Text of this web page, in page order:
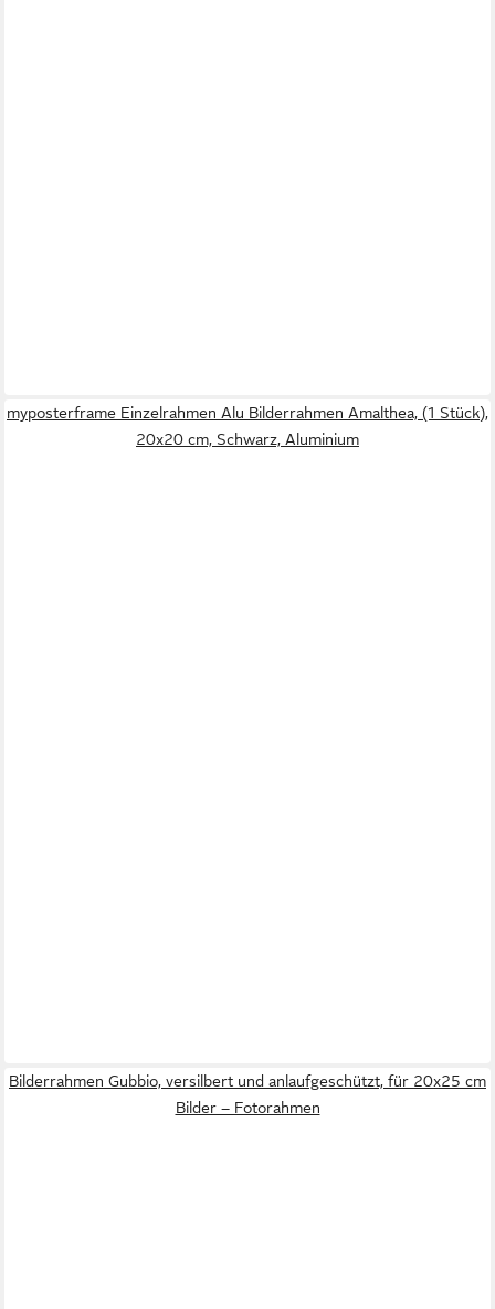
myposterframe Einzelrahmen Alu Bilderrahmen Amalthea, (1 Stück),
20x20 cm, Schwarz, Aluminium
Bilderrahmen Gubbio, versilbert und anlaufgeschützt, für 20x25 cm
Bilder – Fotorahmen